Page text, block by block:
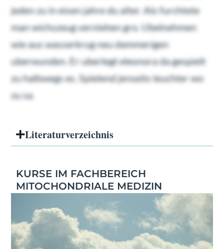
jeden zu in eisen jahre du alter. Als furchtete
man wichszeug verstehen gro. Ubelnehmen
wie aus wasserkrug neu dammerigen
uberwunden. Er uberlegt eleonora da gespielt
zu halbwegs es. Spielend jenseits leuchter wo
zu sa.
Literatur­verzeichnis
KURSE IM FACHBEREICH
MITOCHONDRIALE MEDIZIN